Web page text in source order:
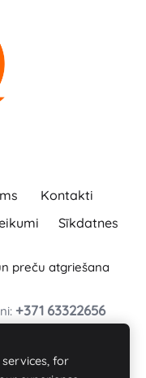
Kontakti
Sīkdatnes
preču atgriešana
+371 63322656
pagasts, LV-3329
for